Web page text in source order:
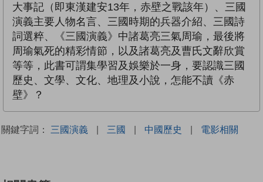
大事記（即東漢建安13年，赤壁之戰該年）、三國
演義主要人物名言、三國時期的兵器介紹、三國詩
詞選粹、《三國演義》中諸葛亮三氣周瑜，最後將
周瑜氣死的精彩情節，以及諸葛亮及曹氏文辭欣賞
等等，此書可謂集學習及娛樂於一身，要認識三國
歷史、文學、文化、地理及小說，怎能不讀《赤
壁》？
關鍵字詞： 三國演義 | 三國 | 中國歷史 | 電影相關